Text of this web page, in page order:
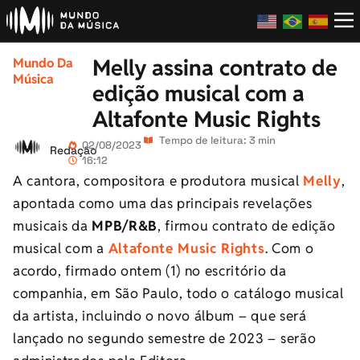
Mundo Da
Música
Melly assina contrato de
edição musical com a
Altafonte Music Rights
Redação02/08/2023
16:12
Tempo de leitura: 3 min
A cantora, compositora e produtora musical Melly,
apontada como uma das principais revelações
musicais da MPB/R&B, firmou contrato de edição
musical com a Altafonte Music Rights. Com o
acordo, firmado ontem (1) no escritório da
companhia, em São Paulo, todo o catálogo musical
da artista, incluindo o novo álbum – que será
lançado no segundo semestre de 2023 – serão